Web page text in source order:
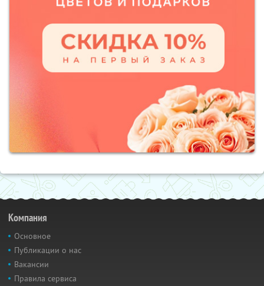
Компания
Основное
Публикации о нас
Вакансии
Правила сервиса